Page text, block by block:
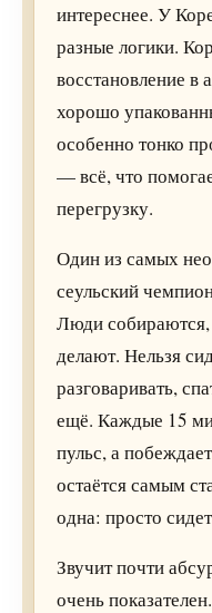
интереснее. У
разные логики.
восстановление в
хорошо
особенно тонко
— всё, что
перегрузку.
Один из самых
сеульский
Люди собираются,
делают. Нельзя
разговаривать,
ещё. Каждые 15
пульс, а
остаётся самым
одна: просто
Звучит почти
очень